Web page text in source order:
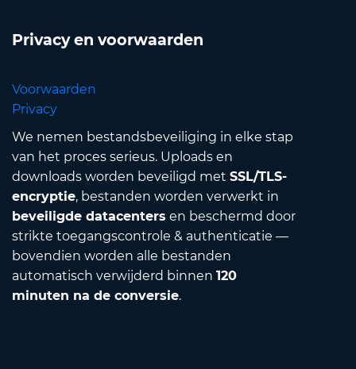
Privacy en voorwaarden
Voorwaarden
Privacy
We nemen bestandsbeveiliging in elke stap
van het proces serieus. Uploads en
downloads worden beveiligd met SSL/TLS-
encryptie, bestanden worden verwerkt in
beveiligde datacenters en beschermd door
strikte toegangscontrole & authenticatie —
bovendien worden alle bestanden
automatisch verwijderd binnen 120
minuten na de conversie.